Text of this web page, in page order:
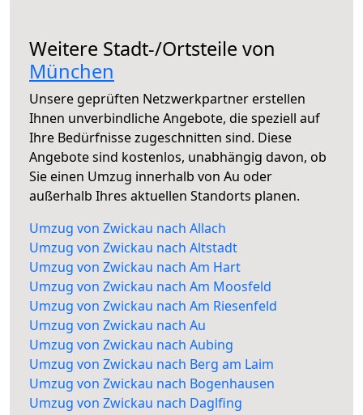
Weitere Stadt-/Ortsteile von
München
Unsere geprüften Netzwerkpartner erstellen
Ihnen unverbindliche Angebote, die speziell auf
Ihre Bedürfnisse zugeschnitten sind. Diese
Angebote sind kostenlos, unabhängig davon, ob
Sie einen Umzug innerhalb von Au oder
außerhalb Ihres aktuellen Standorts planen.
Umzug von Zwickau nach Allach
Umzug von Zwickau nach Altstadt
Umzug von Zwickau nach Am Hart
Umzug von Zwickau nach Am Moosfeld
Umzug von Zwickau nach Am Riesenfeld
Umzug von Zwickau nach Au
Umzug von Zwickau nach Aubing
Umzug von Zwickau nach Berg am Laim
Umzug von Zwickau nach Bogenhausen
Umzug von Zwickau nach Daglfing